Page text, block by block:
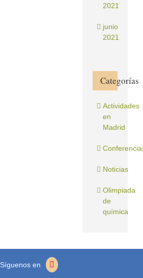
2021
junio
2021
Categorías
Actividades
en
Madrid
Noticias
Olimpiada
de
química
Síguenos en